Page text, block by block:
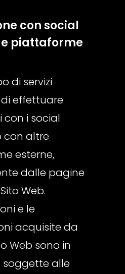
con social
piattaforme
di servizi
effettuare
con i social
con altre
esterne,
dalle pagine
Web.
e le
acquisite da
Web sono in
soggette alle